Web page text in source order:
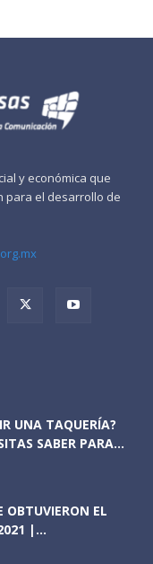
y económica que
para el desarrollo de
UNA TAQUERÍA?
SABER PARA...
OBTUVIERON EL
|...